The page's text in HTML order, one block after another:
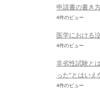
申請書の書き
4件のビュー
医学におけ
4件のビュー
非劣性試験と
った”とはい
4件のビュー